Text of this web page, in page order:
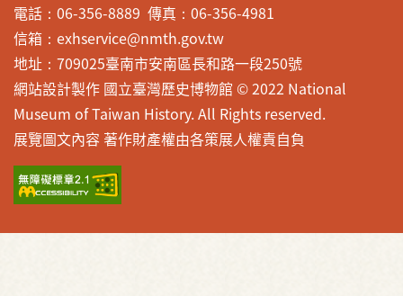
電話：06-356-8889 傳真：06-356-4981
信箱：exhservice@nmth.gov.tw
地址：709025臺南市安南區長和路一段250號
網站設計製作 國立臺灣歷史博物館 © 2022 National
Museum of Taiwan History. All Rights reserved.
展覽圖文內容 著作財產權由各策展人權責自負